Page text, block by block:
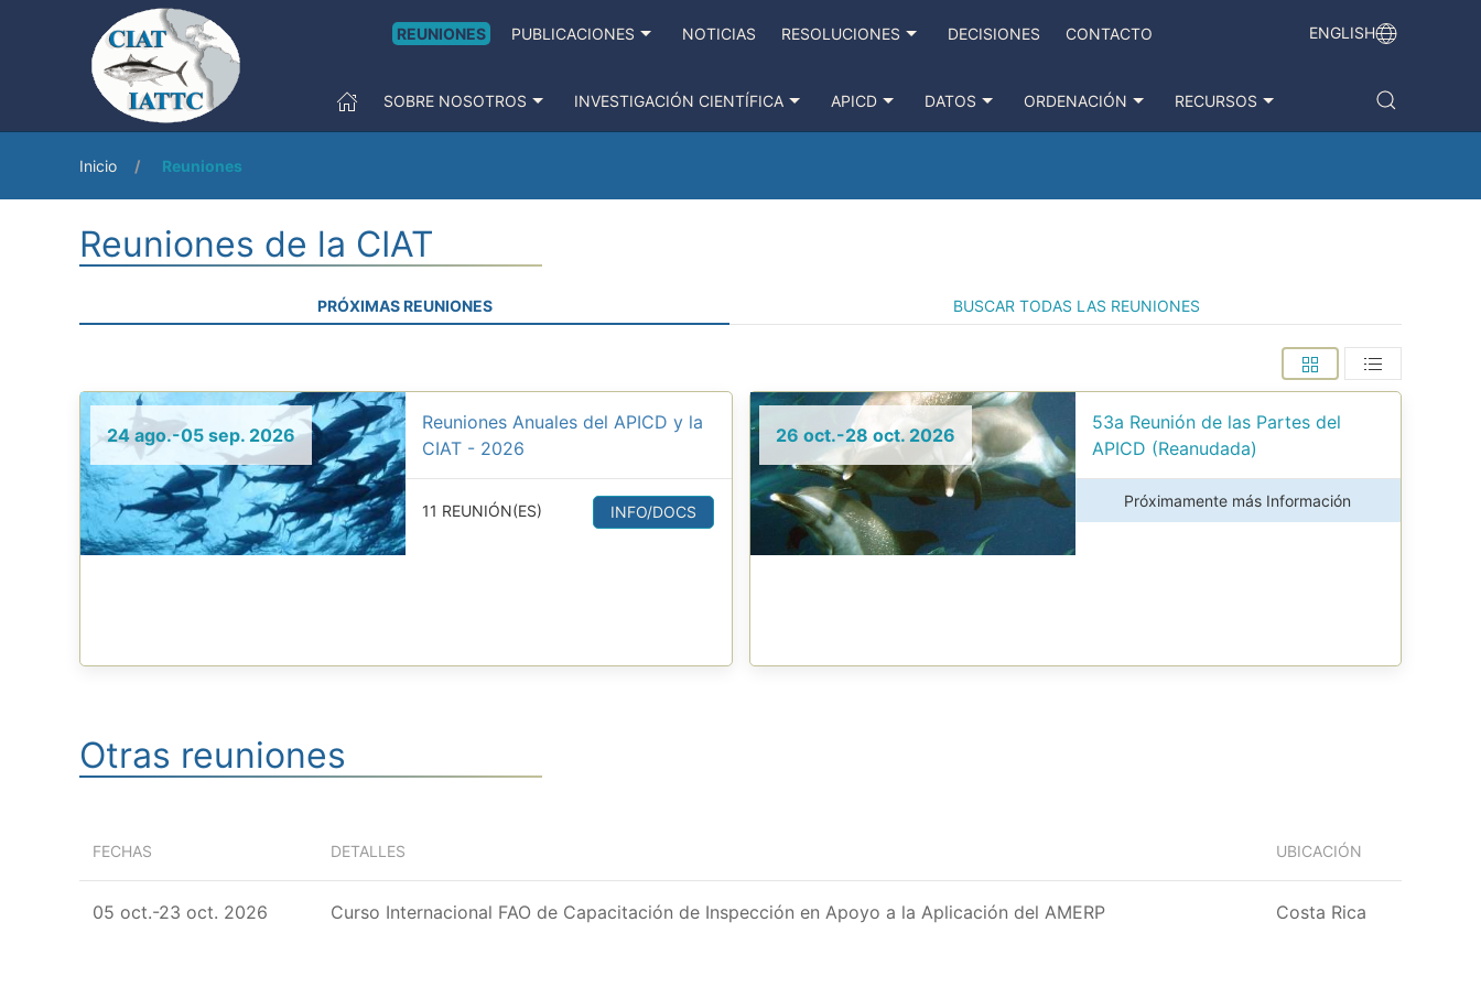
REUNIONES PUBLICACIONES NOTICIAS RESOLUCIONES DECISIONES CONTACTO ENGLISH
SOBRE NOSOTROS INVESTIGACIÓN CIENTÍFICA APICD DATOS ORDENACIÓN RECURSOS
Inicio Reuniones
Reuniones de la CIAT
PRÓXIMAS REUNIONES BUSCAR TODAS LAS REUNIONES
24 ago.-05 sep. 2026
Reuniones Anuales del APICD y la
CIAT - 2026
11 REUNIÓN(ES) INFO/DOCS
26 oct.-28 oct. 2026
53a Reunión de las Partes del
APICD (Reanudada)
Próximamente más Información
Otras reuniones
FECHAS DETALLES UBICACIÓN
05 oct.-23 oct. 2026 Curso Internacional FAO de Capacitación de Inspección en Apoyo a la Aplicación del AMERP Costa Rica